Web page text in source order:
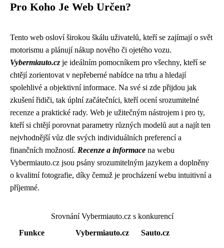
Pro Koho Je Web Určen?
Tento web osloví širokou škálu uživatelů, kteří se zajímají o svět
motorismu a plánují nákup nového či ojetého vozu.
Vybermiauto.cz je ideálním pomocníkem pro všechny, kteří se
chtějí zorientovat v nepřeberné nabídce na trhu a hledají
spolehlivé a objektivní informace. Na své si zde přijdou jak
zkušení řidiči, tak úplní začátečníci, kteří ocení srozumitelné
recenze a praktické rady. Web je užitečným nástrojem i pro ty,
kteří si chtějí porovnat parametry různých modelů aut a najít ten
nejvhodnější vůz dle svých individuálních preferencí a
finančních možností. Recenze a informace na webu
Vybermiauto.cz jsou psány srozumitelným jazykem a doplněny
o kvalitní fotografie, díky čemuž je procházení webu intuitivní a
příjemné.
Srovnání Vybermiauto.cz s konkurencí
Funkce
Vybermiauto.cz Sauto.cz